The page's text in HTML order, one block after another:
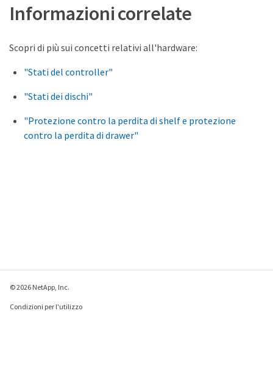
Informazioni correlate
Scopri di più sui concetti relativi all'hardware:
"Stati del controller"
"Stati dei dischi"
"Protezione contro la perdita di shelf e protezione
contro la perdita di drawer"
© 2026 NetApp, Inc.
Condizioni per l'utilizzo